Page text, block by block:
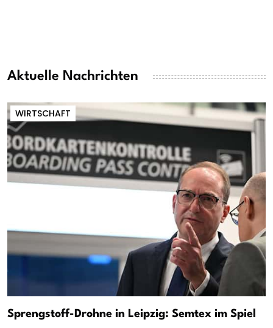
Aktuelle Nachrichten
WIRTSCHAFT
Sprengstoff-Drohne in Leipzig: Semtex im Spiel